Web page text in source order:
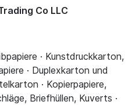
Co LLC
· Kunstdruckkarton,
· Duplexkarton und
· Kopierpapiere,
Briefhüllen, Kuverts ·